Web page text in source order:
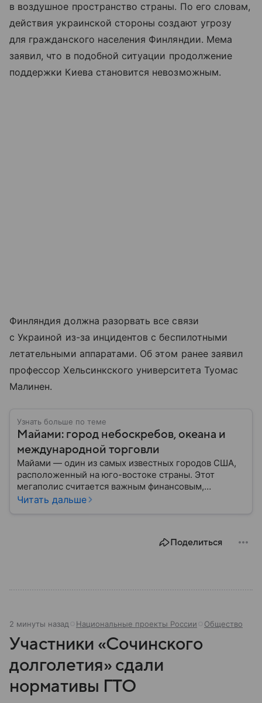
в воздушное пространство страны. По его словам,
действия украинской стороны создают угрозу
для гражданского населения Финляндии. Мема
заявил, что в подобной ситуации продолжение
поддержки Киева становится невозможным.
Финляндия должна разорвать все связи
с Украиной из-за инцидентов с беспилотными
летательными аппаратами. Об этом ранее заявил
профессор Хельсинкского университета Туомас
Малинен.
Узнать больше по теме
Майами: город небоскребов, океана и
международной торговли
Майами — один из самых известных городов США,
расположенный на юго-востоке страны. Этот
мегаполис считается важным финансовым,
туристическим и транспортным центром. С
Читать дальше
Поделиться
2 минуты назад Национальные проекты России Общество
Участники «Сочинского
долголетия» сдали
нормативы ГТО